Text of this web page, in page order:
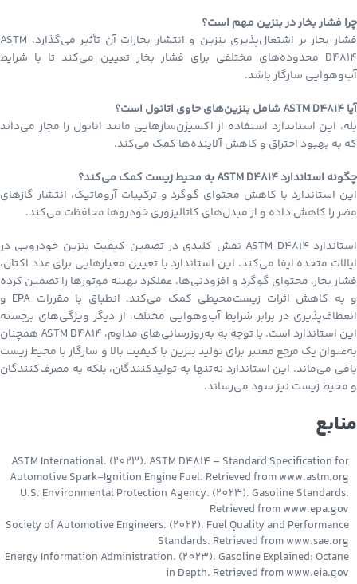
چرا فشار بخار در بنزین مهم است؟
فشار بخار بر اشتعال‌پذیری بنزین و انتشار بخارات آن تأثیر می‌گذارد. ASTM
D4814 محدوده‌های مختلفی برای فشار بخار تعیین می‌کند تا با شرایط
آب‌وهوایی سازگار باشد.
آیا ASTM D4814 شامل بنزین‌های حاوی اتانول است؟
بله، این استاندارد استفاده از اکسیژن‌سازهایی مانند اتانول را مجاز می‌داند
که به بهبود احتراق و کاهش آلاینده‌ها کمک می‌کند.
چگونه استاندارد ASTM D4814 به محیط زیست کمک می‌کند؟
این استاندارد با کاهش محتوای گوگرد و ترکیبات آروماتیک، انتشار گازهای
مضر را کاهش داده و از مبدل‌های کاتالیزوری خودروها محافظت می‌کند.
استاندارد ASTM D4814 نقش کلیدی در تضمین کیفیت بنزین خودرویی در
ایالات متحده ایفا می‌کند. این استاندارد با تعیین معیارهایی برای عدد اکتان،
فشار بخار، محتوای گوگرد و افزودنی‌ها، عملکرد بهینه موتورها را تضمین کرده
و به کاهش اثرات زیست‌محیطی کمک می‌کند. انطباق با مقررات EPA و
انعطاف‌پذیری در برابر شرایط آب‌وهوایی مختلف، از دیگر ویژگی‌های برجسته
این استاندارد است. با توجه به به‌روزرسانی‌های مداوم، ASTM D4814 همچنان
به‌عنوان یک مرجع معتبر برای تولید بنزین با کیفیت بالا و سازگار با محیط زیست
باقی می‌ماند. این استاندارد نه‌تنها به تولیدکنندگان، بلکه به مصرف‌کنندگان
و محیط زیست نیز سود می‌رساند.
منابع
ASTM International. (2023). ASTM D4814 – Standard Specification for
Automotive Spark-Ignition Engine Fuel. Retrieved from www.astm.org
U.S. Environmental Protection Agency. (2023). Gasoline Standards.
Retrieved from www.epa.gov
Society of Automotive Engineers. (2022). Fuel Quality and Performance
Standards. Retrieved from www.sae.org
Energy Information Administration. (2023). Gasoline Explained: Octane
in Depth. Retrieved from www.eia.gov